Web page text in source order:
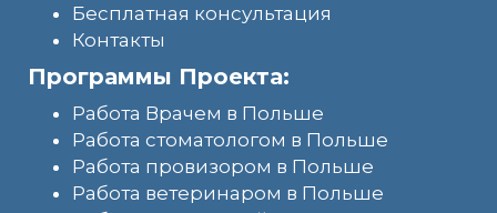
Бесплатная консультация
Контакты
Программы Проекта:
Работа Врачем в Польше
Работа стоматологом в Польше
Работа провизором в Польше
Работа ветеринаром в Польше